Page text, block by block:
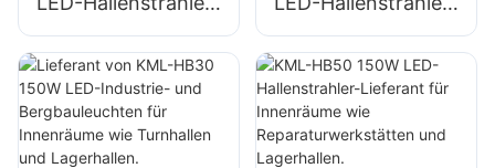
Lieferant für die
Innenraumbeleucht
ung in Fabriken,
Lagerhallen usw.
Lieferant für die
Innenraumbeleucht
ung in Fabriken,
Lagerhallen usw.